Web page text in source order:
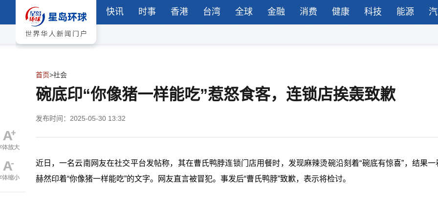
快讯 时事 香港 台湾 全球 金融 消费 健康 科技 能源
首页>社会
碗底印“你像猪一样能吃”惹怒食客，连锁店挨轰致歉
发布时间：2025-05-30 13:32
近日，一名云南网友在社交平台发帖称，其在曹氏鸭脖连锁门店用餐时，发现麻辣烫碗沿刻着“碗底有惊喜”，结果一
赫然印着“你像猪一样能吃”的文字。网友直言被冒犯。事发后“曹氏鸭脖”致歉，表示将检讨。